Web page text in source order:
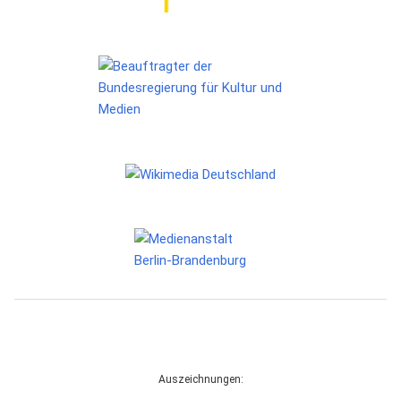
Auszeichnungen: